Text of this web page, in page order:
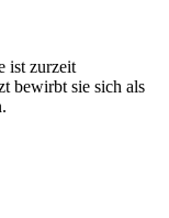
ist zurzeit
bewirbt sie sich als